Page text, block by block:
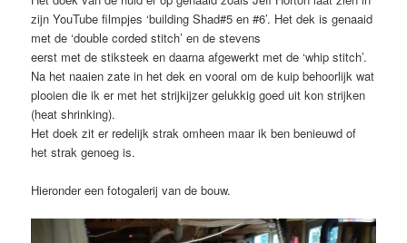
zijn YouTube filmpjes ‘building Shad#5 en #6’. Het dek is genaaid
met de ‘double corded stitch’ en de stevens
eerst met de stiksteek en daarna afgewerkt met de ‘whip stitch’.
Na het naaien zate in het dek en vooral om de kuip behoorlijk wat
plooien die ik er met het strijkijzer gelukkig goed uit kon strijken
(heat shrinking).
Het doek zit er redelijk strak omheen maar ik ben benieuwd of
het strak genoeg is.
Hieronder een fotogalerij van de bouw.